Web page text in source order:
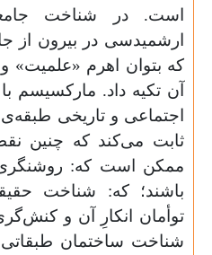
است. در شناخت
ارشمیدسی در بیرون از
که بتوان اهرم «علمیت»
آن تکیه داد. مارکسیسم با
اجتماعی و تاریخی طبقه‌ی
ثابت می‌کند که چنین
ممکن است که: روشنگری
باشند؛ که: شناخت
توأمان انکارِ آن و
شناخت ساختمان طبقاتی